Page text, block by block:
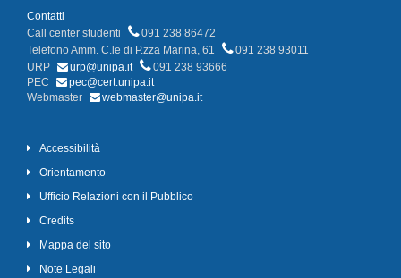
Contatti
Call center studenti
091 238 86472
Telefono Amm. C.le di P.zza Marina, 61
091 238 93011
URP
urp@unipa.it
091 238 93666
PEC
pec@cert.unipa.it
Webmaster
webmaster@unipa.it
Accessibilità
Orientamento
Ufficio Relazioni con il Pubblico
Credits
Mappa del sito
Note Legali